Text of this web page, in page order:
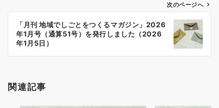
ン
次のページへ
「月刊 地域でしごとをつくるマガジン」2026
年1月号（通算51号）を発行しました（2026
年1月5日）
関連記事